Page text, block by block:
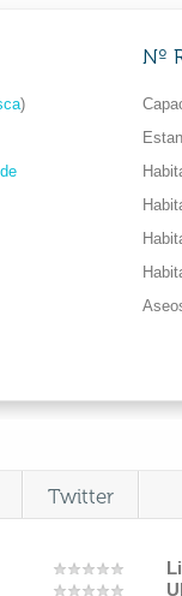
Nº
)
Twitter